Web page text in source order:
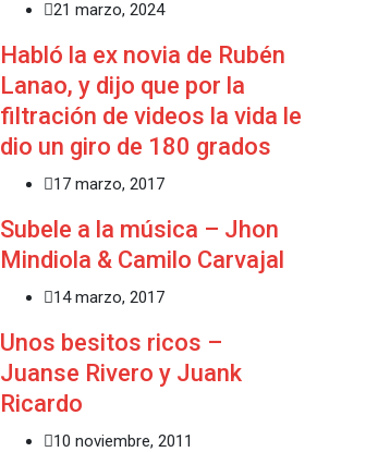
21 marzo, 2024
Habló la ex novia de Rubén
Lanao, y dijo que por la
filtración de videos la vida le
dio un giro de 180 grados
17 marzo, 2017
Subele a la música – Jhon
Mindiola & Camilo Carvajal
14 marzo, 2017
Unos besitos ricos –
Juanse Rivero y Juank
Ricardo
10 noviembre, 2011